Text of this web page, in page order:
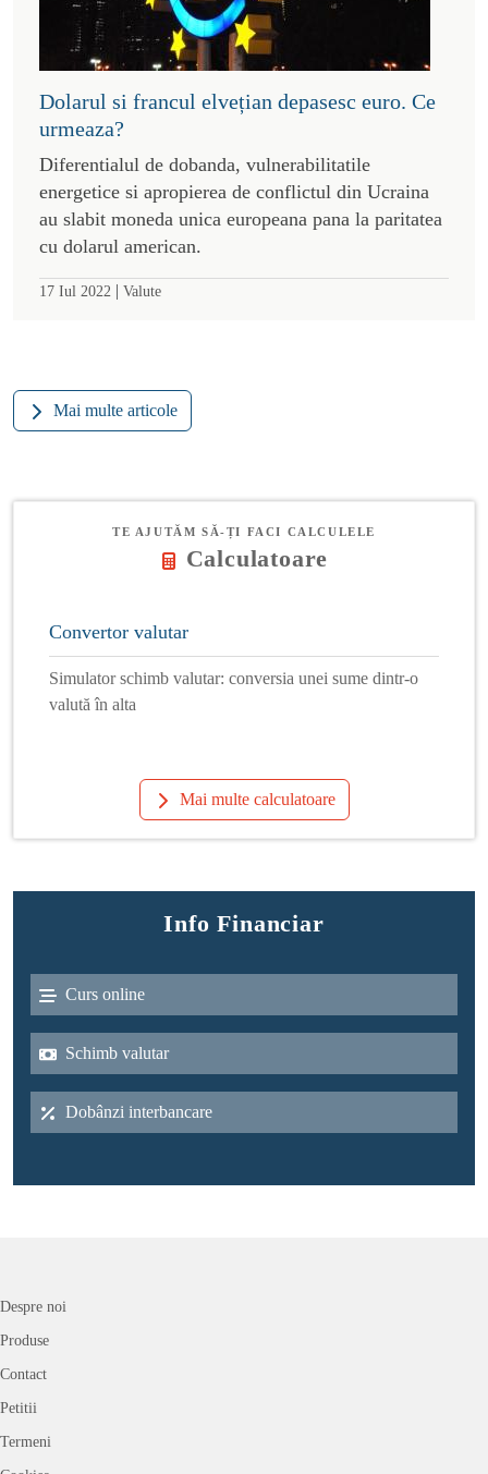
Dolarul si francul elvețian depasesc euro. Ce
urmeaza?
Diferentialul de dobanda, vulnerabilitatile
energetice si apropierea de conflictul din Ucraina
au slabit moneda unica europeana pana la paritatea
cu dolarul american.
17 Iul 2022 | Valute
Mai multe articole
TE AJUTĂM SĂ-ȚI FACI CALCULELE
Calculatoare
Convertor valutar
Simulator schimb valutar: conversia unei sume dintr-o
valută în alta
Mai multe calculatoare
Info Financiar
Curs online
Schimb valutar
Dobânzi interbancare
Despre noi
Produse
Contact
Petitii
Termeni